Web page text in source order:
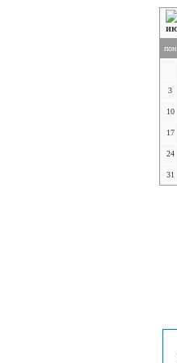
пон
3
10
17
24
31